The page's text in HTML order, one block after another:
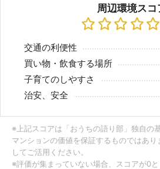
周辺環境スコ
交通の利便性
買い物・飲食する場所
子育てのしやすさ
治安、安全
※上記スコアは「おうちの語り部」独自の
マンションの価値を保証するものではあり
してご活用ください。
※評価が集まっていない場合、スコアが0と